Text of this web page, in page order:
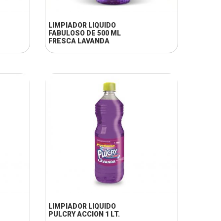
LIMPIADOR LIQUIDO
FABULOSO DE 500 ML
FRESCA LAVANDA
+ INFO
LIMPIADOR LIQUIDO
PULCRY ACCION 1 LT.